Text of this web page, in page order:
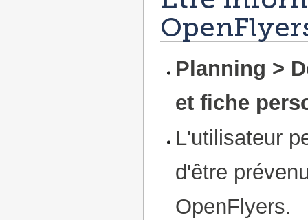
Planning >
et fiche
L'utilisateur
d'être
OpenFlyers.